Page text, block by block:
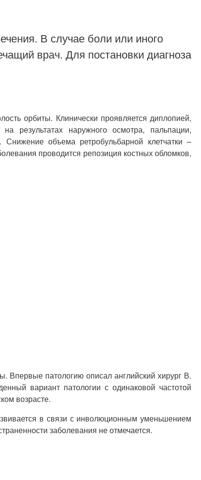
В случае боли или иного
врач. Для постановки диагноза
орбиты. Клинически проявляется диплопией,
результатах наружного осмотра, пальпации,
объема ретробульбарной клетчатки –
проводится репозиция костных обломков,
Впервые патологию описал английский хирург В.
вариант патологии с одинаковой частотой
возрасте.
в связи с инволюционным уменьшением
заболевания не отмечается.